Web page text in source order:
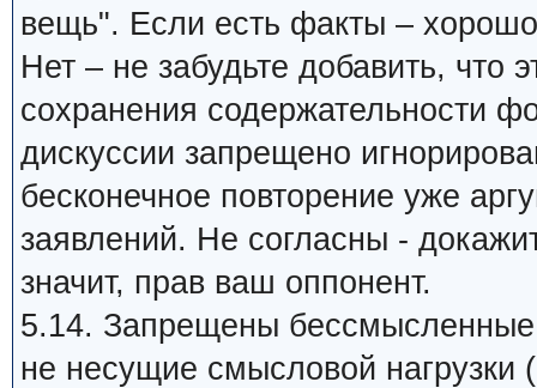
вещь". Если есть факты –
Нет – не забудьте добавить,
сохранения содержательности
дискуссии запрещено
бесконечное повторение уже
заявлений. Не согласны -
значит, прав ваш оппонент.
5.14. Запрещены
не несущие смысловой